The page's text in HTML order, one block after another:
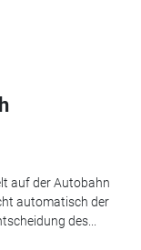
auf der Autobahn
automatisch der
des...